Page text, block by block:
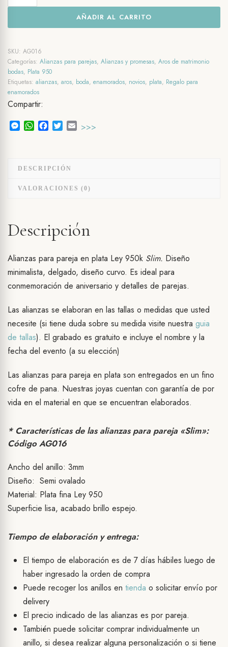
para
cantidad
AÑADIR AL CARRITO
SKU: AG016
Categorías: Alianzas para parejas, Alianzas y promesas, Aros de matrimonio
bodas, Plata 950
Etiquetas: alianzas, aros, boda, enamorados, novios, plata, Regalo para
enamorados
Compartir:
Messenger
WhatsApp
Facebook
TwitterEmail
>>>
DESCRIPCIÓN
VALORACIONES (0)
Descripción
Alianzas para pareja en plata Ley 950k Slim. Diseño
minimalista, delgado, diseño curvo. Es ideal para
conmemoración de aniversario y detalles de parejas.
Las alianzas se elaboran en las tallas o medidas que usted
necesite (si tiene duda sobre su medida visite nuestra guia
de tallas). El grabado es gratuito e incluye el nombre y la
fecha del evento (a su elección)
Las alianzas para pareja en plata son entregados en un fino
cofre de pana. Nuestras joyas cuentan con garantía de por
vida en el material en que se encuentran elaborados.
* Características de las alianzas para pareja «Slim»:
Código AG016
Ancho del anillo: 3mm
Diseño: Semi ovalado
Material: Plata fina Ley 950
Superficie lisa, acabado brillo espejo.
Tiempo de elaboración y entrega:
El tiempo de elaboración es de 7 días hábiles luego de
haber ingresado la orden de compra
Puede recoger los anillos en tienda o solicitar envío por
delivery
El precio indicado de las alianzas es por pareja.
También puede solicitar comprar individualmente un
anillo, si desea realizar alguna personalización o si tiene